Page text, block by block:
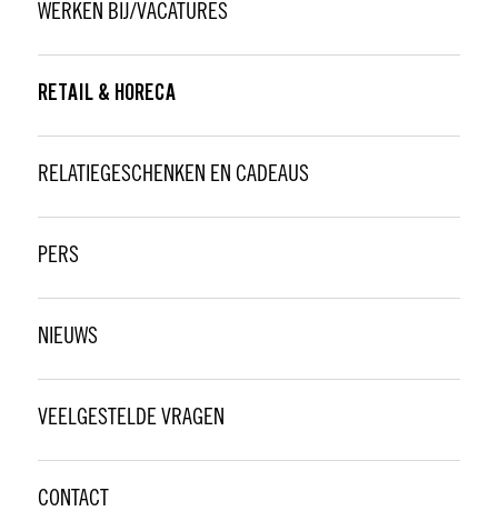
WERKEN BIJ/VACATURES
RETAIL & HORECA
RELATIEGESCHENKEN EN CADEAUS
PERS
NIEUWS
VEELGESTELDE VRAGEN
CONTACT